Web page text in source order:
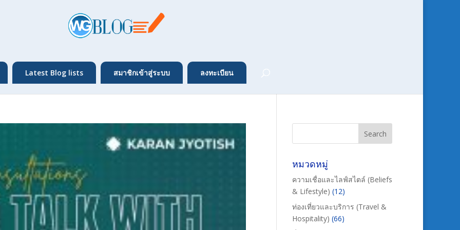
Latest Blog lists สมาชิกเข้าสู่ระบบ ลงทะเบียน
หมวดหมู่
ความเชื่อและไลฟ์สไตล์ (Beliefs
& Lifestyle) (12)
ท่องเที่ยวและบริการ (Travel &
Hospitality) (66)